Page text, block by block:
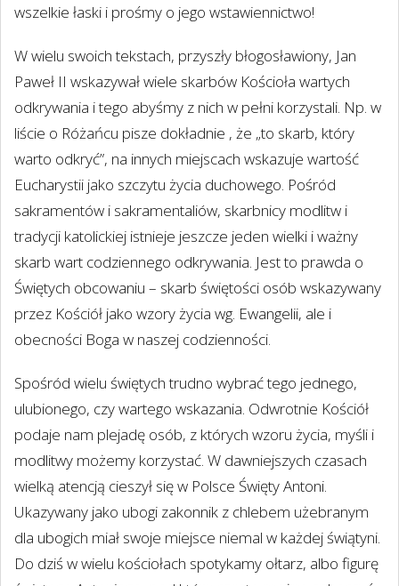
wszelkie łaski i prośmy o jego wstawiennictwo!
W wielu swoich tekstach, przyszły błogosławiony, Jan
Paweł II wskazywał wiele skarbów Kościoła wartych
odkrywania i tego abyśmy z nich w pełni korzystali. Np. w
liście o Różańcu pisze dokładnie , że „to skarb, który
warto odkryć”, na innych miejscach wskazuje wartość
Eucharystii jako szczytu życia duchowego. Pośród
sakramentów i sakramentaliów, skarbnicy modlitw i
tradycji katolickiej istnieje jeszcze jeden wielki i ważny
skarb wart codziennego odkrywania. Jest to prawda o
Świętych obcowaniu – skarb świętości osób wskazywany
przez Kościół jako wzory życia wg. Ewangelii, ale i
obecności Boga w naszej codzienności.
Spośród wielu świętych trudno wybrać tego jednego,
ulubionego, czy wartego wskazania. Odwrotnie Kościół
podaje nam plejadę osób, z których wzoru życia, myśli i
modlitwy możemy korzystać. W dawniejszych czasach
wielką atencją cieszył się w Polsce Święty Antoni.
Ukazywany jako ubogi zakonnik z chlebem użebranym
dla ubogich miał swoje miejsce niemal w każdej świątyni.
Do dziś w wielu kościołach spotykamy ołtarz, albo figurę